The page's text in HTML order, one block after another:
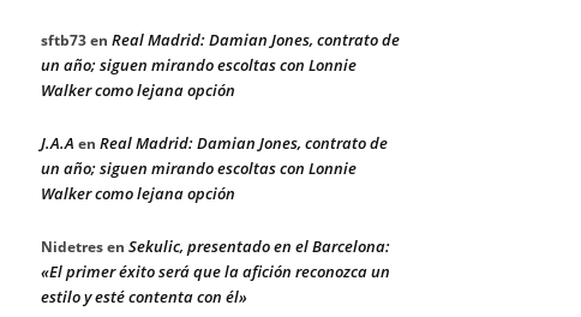
sftb73en Real Madrid: Damian Jones, contrato de
un año; siguen mirando escoltas con Lonnie
Walker como lejana opción
J.A.A en Real Madrid: Damian Jones, contrato de
un año; siguen mirando escoltas con Lonnie
Walker como lejana opción
Nidetresen Sekulic, presentado en el Barcelona:
«El primer éxito será que la afición reconozca un
estilo y esté contenta con él»